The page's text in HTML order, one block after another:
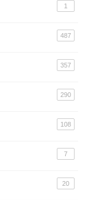
1
487
357
290
108
7
20